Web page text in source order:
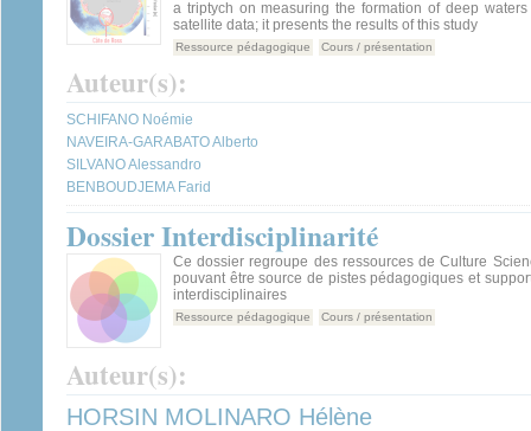
a triptych on measuring the formation of deep waters
satellite data; it presents the results of this study
Ressource pédagogique Cours / présentation
Auteur(s):
SCHIFANO Noémie
NAVEIRA-GARABATO Alberto
SILVANO Alessandro
BENBOUDJEMA Farid
Dossier Interdisciplinarité
Ce dossier regroupe des ressources de Culture
pouvant être source de pistes pédagogiques et
interdisciplinaires
Ressource pédagogique Cours / présentation
Auteur(s):
HORSIN MOLINARO Hélène